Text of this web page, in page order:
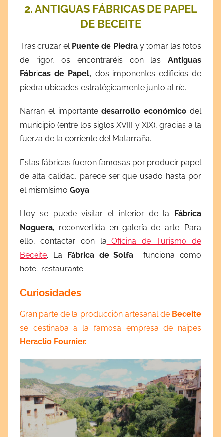
2. ANTIGUAS FÁBRICAS DE PAPEL
DE BECEITE
Tras cruzar el Puente de Piedray tomar las fotos
de rigor, os encontraréis con las Antiguas
Fábricas de Papel, dos imponentes edificios de
piedra ubicados estratégicamente junto al río.
Narran el importantedesarrollo económico del
municipio (entre los siglos XVIII y XIX), gracias a la
fuerza de la corriente del Matarraña.
Estas fábricas fueron famosas por producir papel
de alta calidad, parece ser que usado hasta por
el mismísimo Goya.
Hoy se puede visitar el interior de la Fábrica
Noguera, reconvertida en galería de arte. Para
ello, contactar con la Oficina de Turismo de
Beceite. La Fábrica de Solfa funciona como
hotel-restaurante.
Curiosidades
Gran parte de la producción artesanal de Beceite
se destinaba a la famosa empresa de naipes
Heraclio Fournier.